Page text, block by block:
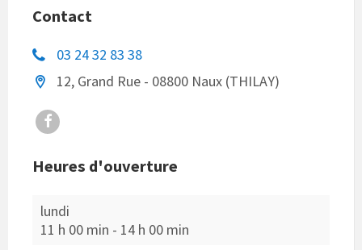
Contact
03 24 32 83 38
12, Grand Rue - 08800 Naux (THILAY)
Facebook
Heures d'ouverture
lundi
11 h 00 min - 14 h 00 min